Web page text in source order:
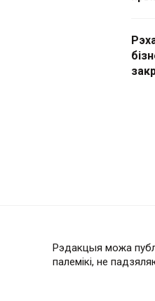
Рэдакцыя можа
палемікі, не